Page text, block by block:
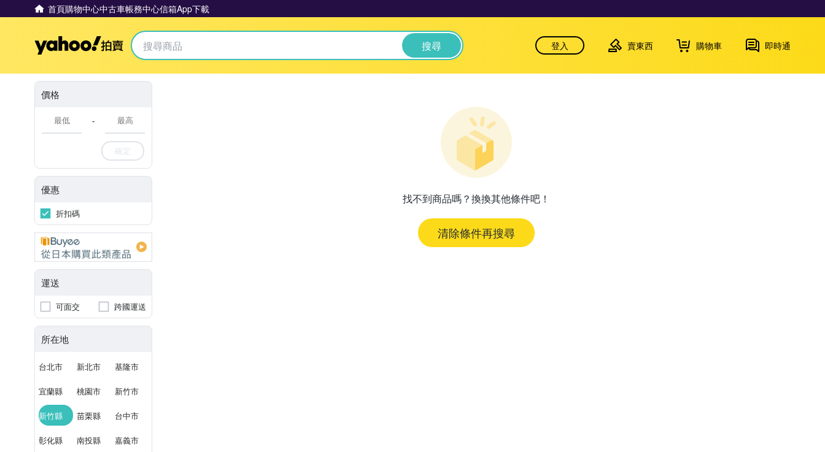
首頁購物中心中古車帳務中心信箱App下載
Yahoo拍賣 搜尋 登入 賣東西 購物車 即時通
價格
-
確定
優惠
折扣碼
運送
可面交 跨國運送
所在地
台北市 新北市 基隆市
宜蘭縣 桃園市 新竹市
新竹縣 苗栗縣 台中市
彰化縣 南投縣 嘉義市
找不到商品嗎？換換其他條件吧！
清除條件再搜尋